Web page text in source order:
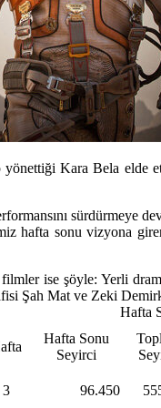
yönettiği Kara Bela
sürdürmeye
hafta sonu vizyona
filmler ise şöyle: Yerli
Şah Mat ve Zeki
Hafta
Hafta Sonu
Seyirci
3 96.450